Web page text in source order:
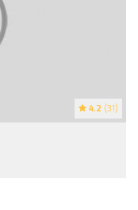
4.2 (31)